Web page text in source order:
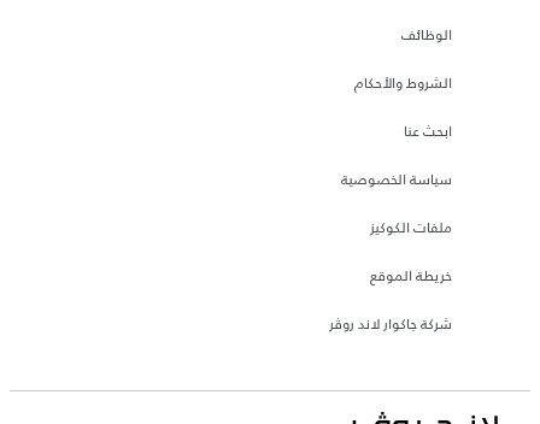
الوظائف
الشروط والأحكام
ابحث عنا
سياسة الخصوصية
ملفات الكوكيز
خريطة الموقع
شركة جاكوار لاند روڤر